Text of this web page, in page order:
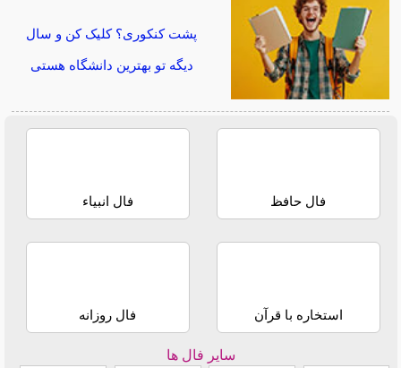
پشت کنکوری؟ کلیک کن و سال
دیگه تو بهترین دانشگاه هستی
فال حافظ فال انبیاء
استخاره با قرآن فال روزانه
سایر فال ها